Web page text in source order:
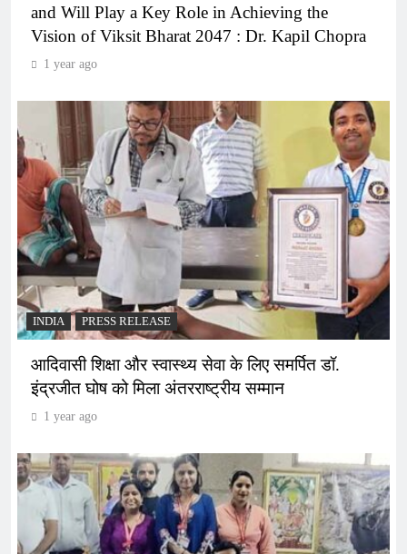
and Will Play a Key Role in Achieving the
Vision of Viksit Bharat 2047 : Dr. Kapil Chopra
1 year ago
INDIA PRESS RELEASE
आदिवासी शिक्षा और स्वास्थ्य सेवा के लिए समर्पित डॉ.
इंद्रजीत घोष को मिला अंतरराष्ट्रीय सम्मान
1 year ago